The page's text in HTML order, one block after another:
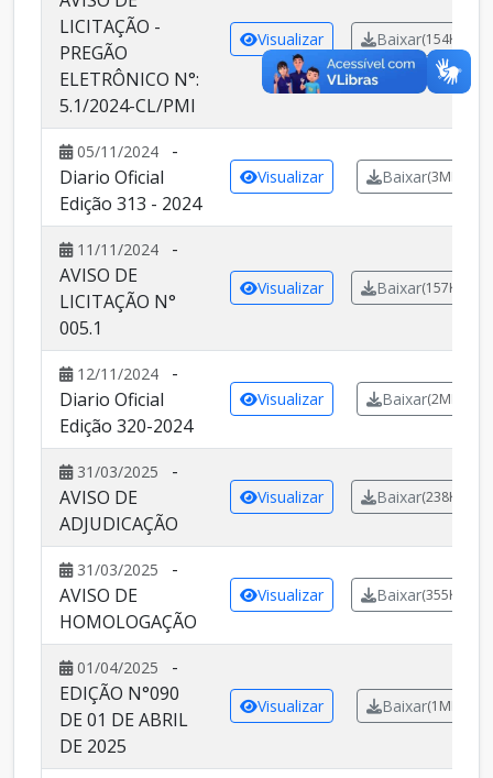
LICITAÇÃO -
PREGÃO
ELETRÔNICO N°:
5.1/2024-CL/PMI
Visualizar Baixar(154KB)
05/11/2024
-
Diario Oficial
Edição 313 - 2024
Visualizar Baixar(3MB)
11/11/2024
-
AVISO DE
LICITAÇÃO N°
005.1
Visualizar Baixar(157KB)
12/11/2024
-
Diario Oficial
Edição 320-2024
Visualizar Baixar(2MB)
31/03/2025
-
AVISO DE
ADJUDICAÇÃO
Visualizar Baixar(238KB)
31/03/2025
-
AVISO DE
HOMOLOGAÇÃO
Visualizar Baixar(355KB)
01/04/2025
-
EDIÇÃO N°090
DE 01 DE ABRIL
DE 2025
Visualizar Baixar(1MB)